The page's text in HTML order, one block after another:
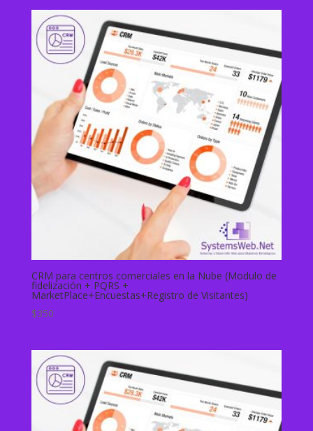
CRM para centros comerciales en la Nube (Modulo de
fidelización + PQRS +
MarketPlace+Encuestas+Registro de Visitantes)
$350